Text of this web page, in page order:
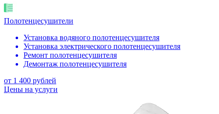
Полотенцесушители
Установка водяного полотенцесушителя
Установка электрического полотенцесушителя
Ремонт полотенцесушителя
Демонтаж полотенцесушителя
от 1 400 рублей
Цены на услуги